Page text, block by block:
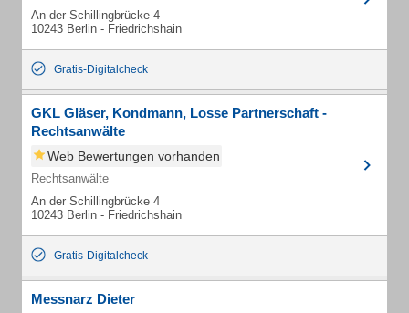
An der Schillingbrücke 4
10243 Berlin - Friedrichshain
Gratis-Digitalcheck
GKL Gläser, Kondmann, Losse Partnerschaft -
Rechtsanwälte
Web Bewertungen vorhanden
Rechtsanwälte
An der Schillingbrücke 4
10243 Berlin - Friedrichshain
Gratis-Digitalcheck
Messnarz Dieter